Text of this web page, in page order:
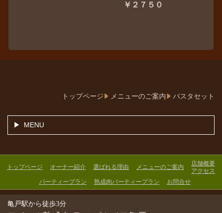
￥２７５０
トップページ メニューのご案内 パスタセット
MENU
トップページ オーナー紹介 選ばれる理由 メニューのご案内
店舗概要
アクセス
パーティープラン
熟成肉パーティープラン お問合せ
亀戸駅から徒歩3分